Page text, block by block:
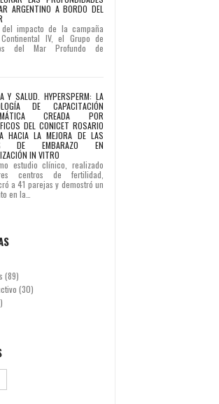
ARGENTINO A BORDO DEL
del impacto de la campaña
IV, el Grupo de
del Mar Profundo de
Y SALUD. HYPERSPERM: LA
DE CAPACITACIÓN
CREADA POR
DEL CONICET ROSARIO
HACIA LA MEJORA DE LAS
DE EMBARAZO EN
IN VITRO
estudio clínico, realizado
centros de fertilidad,
a 41 parejas y demostró un
en la…
(89)
(30)